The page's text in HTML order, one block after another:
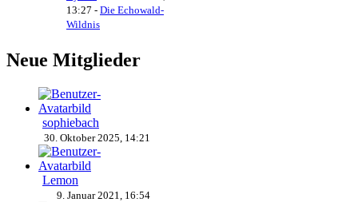
13:27 - Die Echowald-
Wildnis
Neue Mitglieder
sophiebach
30. Oktober 2025, 14:21
Lemon
9. Januar 2021, 16:54